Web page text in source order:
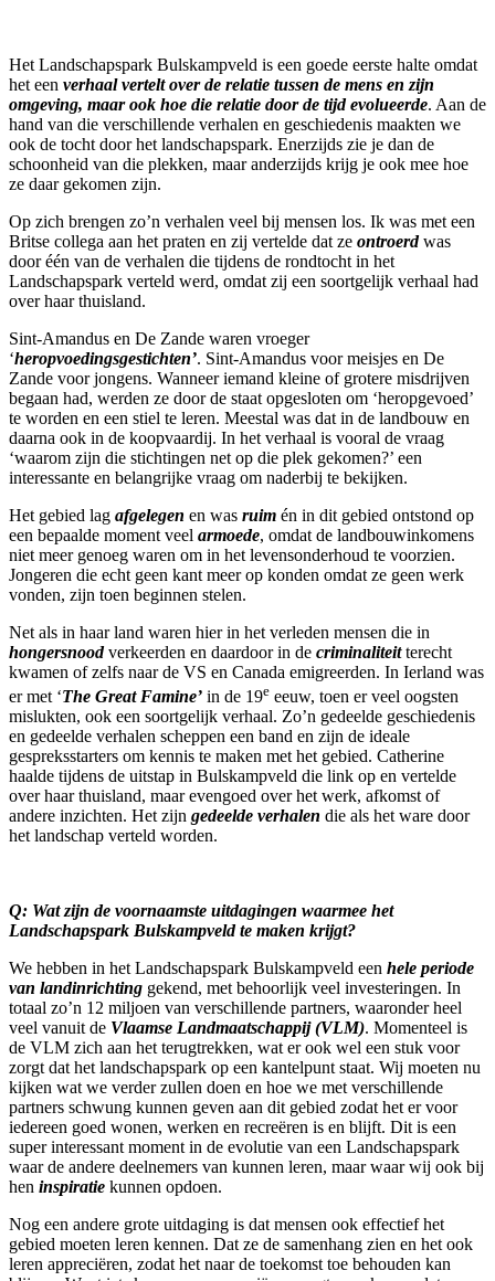
Het Landschapspark Bulskampveld is een goede eerste halte omdat
het een verhaal vertelt over de relatie tussen de mens en zijn
omgeving, maar ook hoe die relatie door de tijd evolueerde. Aan de
hand van die verschillende verhalen en geschiedenis maakten we
ook de tocht door het landschapspark. Enerzijds zie je dan de
schoonheid van die plekken, maar anderzijds krijg je ook mee hoe
ze daar gekomen zijn.
Op zich brengen zo’n verhalen veel bij mensen los. Ik was met een
Britse collega aan het praten en zij vertelde dat ze ontroerdwas
door één van de verhalen die tijdens de rondtocht in het
Landschapspark verteld werd, omdat zij een soortgelijk verhaal had
over haar thuisland.
Sint-Amandus en De Zande waren vroeger
‘heropvoedingsgestichten’. Sint-Amandus voor meisjes en De
Zande voor jongens. Wanneer iemand kleine of grotere misdrijven
begaan had, werden ze door de staat opgesloten om ‘heropgevoed’
te worden en een stiel te leren. Meestal was dat in de landbouw en
daarna ook in de koopvaardij. In het verhaal is vooral de vraag
‘waarom zijn die stichtingen net op die plek gekomen?’ een
interessante en belangrijke vraag om naderbij te bekijken.
Het gebied lag afgelegen en was ruim én in dit gebied ontstond op
een bepaalde moment veel armoede, omdat de landbouwinkomens
niet meer genoeg waren om in het levensonderhoud te voorzien.
Jongeren die echt geen kant meer op konden omdat ze geen werk
vonden, zijn toen beginnen stelen.
Net als in haar land waren hier in het verleden mensen die in
hongersnoodverkeerden en daardoor in de criminaliteitterecht
kwamen of zelfs naar de VS en Canada emigreerden. In Ierland was
er met ‘The Great Famine’ in de 19e eeuw, toen er veel oogsten
mislukten, ook een soortgelijk verhaal. Zo’n gedeelde geschiedenis
en gedeelde verhalen scheppen een band en zijn de ideale
gespreksstarters om kennis te maken met het gebied. Catherine
haalde tijdens de uitstap in Bulskampveld die link op en vertelde
over haar thuisland, maar evengoed over het werk, afkomst of
andere inzichten. Het zijn gedeelde verhalen die als het ware door
het landschap verteld worden.
Q: Wat zijn de voornaamste uitdagingen waarmee het
Landschapspark Bulskampveld te maken krijgt?
We hebben in het Landschapspark Bulskampveld een hele periode
van landinrichting gekend, met behoorlijk veel investeringen. In
totaal zo’n 12 miljoen van verschillende partners, waaronder heel
veel vanuit de Vlaamse Landmaatschappij (VLM). Momenteel is
de VLM zich aan het terugtrekken, wat er ook wel een stuk voor
zorgt dat het landschapspark op een kantelpunt staat. Wij moeten nu
kijken wat we verder zullen doen en hoe we met verschillende
partners schwung kunnen geven aan dit gebied zodat het er voor
iedereen goed wonen, werken en recreëren is en blijft. Dit is een
super interessant moment in de evolutie van een Landschapspark
waar de andere deelnemers van kunnen leren, maar waar wij ook bij
hen inspiratie kunnen opdoen.
Nog een andere grote uitdaging is dat mensen ook effectief het
gebied moeten leren kennen. Dat ze de samenhang zien en het ook
leren appreciëren, zodat het naar de toekomst toe behouden kan